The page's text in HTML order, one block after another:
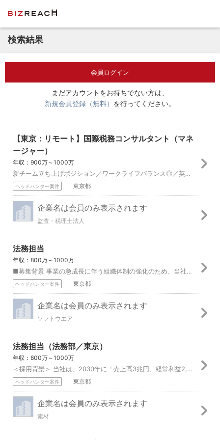
検索結果
会員ログイン
まだアカウントをお持ちでない方は、
新規会員登録（無料） を行ってください。
【東京：リモート】国際税務コンサルタント（マネ
ージャー）
年収：900万～1000万
新チーム立ち上げポジション／ワークライフバランス◎／英語スキルを活かせる 【職務概要】 ますます複雑化する税制環境にあって、クライアントのビジネスを間接税の...
ヘッドハンター案件 東京都
企業名は会員のみ表示されます
監査・税理士法人
法務担当
年収：800万～1000万
■募集背景 事業の急成長に伴う組織体制の強化のため、当社の中核的な戦略部門として、当社の国内外の事業展開とガバナンスを支える法務業務全般に携わっていただく担当...
ヘッドハンター案件 東京都
企業名は会員のみ表示されます
ソフトウエア
法務担当（法務部／東京）
年収：800万～1000万
＜採用背景＞ 当社は、2030年に「売上高3兆円、経常利益2,000億円」というありたい姿を掲げ、事業ポートフォリオの変革と成長を追求しています。これに伴い、...
ヘッドハンター案件 東京都
企業名は会員のみ表示されます
素材